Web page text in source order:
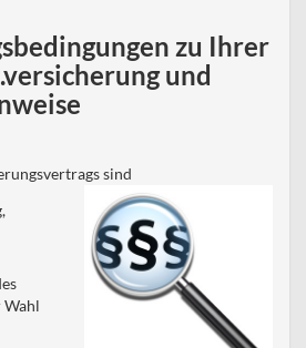
zu Ihrer
und
sind